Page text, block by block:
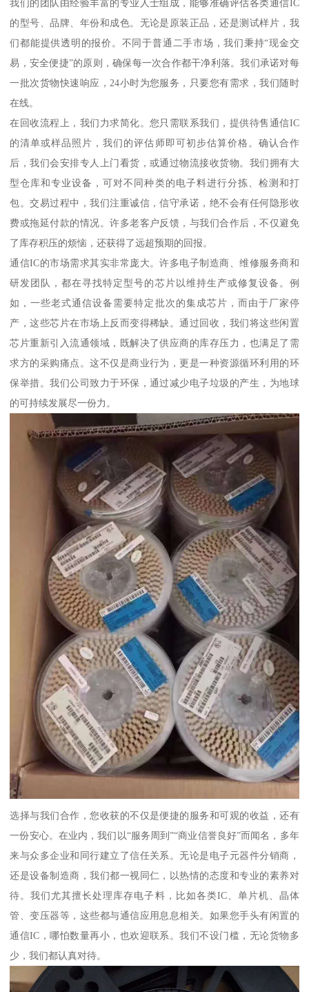
我们的团队由经验丰富的专业人士组成，能够准确评估各类通信IC
的型号、品牌、年份和成色。无论是原装正品，还是测试样片，我
们都能提供透明的报价。不同于普通二手市场，我们秉持“现金交
易，安全便捷”的原则，确保每一次合作都干净利落。我们承诺对每
一批次货物快速响应，24小时为您服务，只要您有需求，我们随时
在线。
在回收流程上，我们力求简化。您只需联系我们，提供待售通信IC
的清单或样品照片，我们的评估师即可初步估算价格。确认合作
后，我们会安排专人上门看货，或通过物流接收货物。我们拥有大
型仓库和专业设备，可对不同种类的电子料进行分拣、检测和打
包。交易过程中，我们注重诚信，信守承诺，绝不会有任何隐形收
费或拖延付款的情况。许多老客户反馈，与我们合作后，不仅避免
了库存积压的烦恼，还获得了远超预期的回报。
通信IC的市场需求其实非常庞大。许多电子制造商、维修服务商和
研发团队，都在寻找特定型号的芯片以维持生产或修复设备。例
如，一些老式通信设备需要特定批次的集成芯片，而由于厂家停
产，这些芯片在市场上反而变得稀缺。通过回收，我们将这些闲置
芯片重新引入流通领域，既解决了供应商的库存压力，也满足了需
求方的采购痛点。这不仅是商业行为，更是一种资源循环利用的环
保举措。我们公司致力于环保，通过减少电子垃圾的产生，为地球
的可持续发展尽一份力。
选择与我们合作，您收获的不仅是便捷的服务和可观的收益，还有
一份安心。在业内，我们以“服务周到”“商业信誉良好”而闻名，多年
来与众多企业和同行建立了信任关系。无论是电子元器件分销商，
还是设备制造商，我们都一视同仁，以热情的态度和专业的素养对
待。我们尤其擅长处理库存电子料，比如各类IC、单片机、晶体
管、变压器等，这些都与通信应用息息相关。如果您手头有闲置的
通信IC，哪怕数量再小，也欢迎联系。我们不设门槛，无论货物多
少，我们都认真对待。